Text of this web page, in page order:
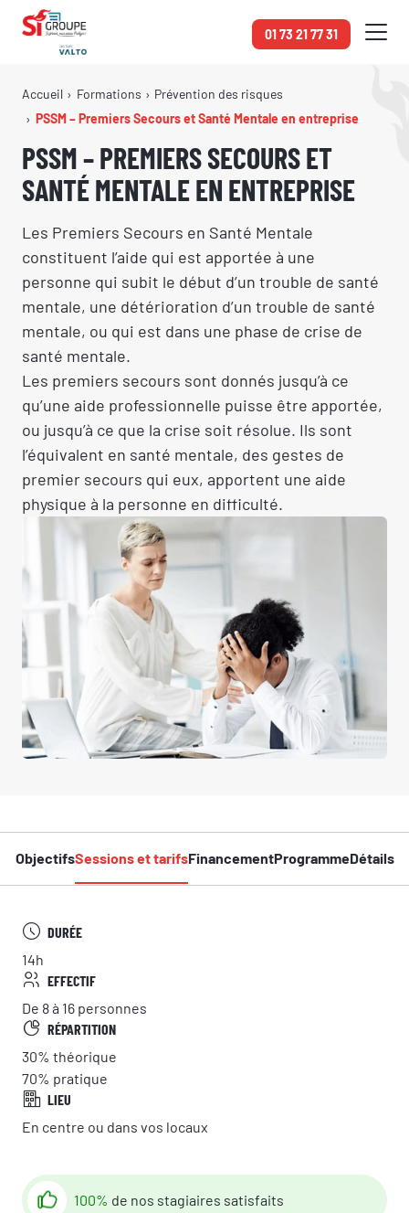
01 73 21 77 31
Accueil Formations
Prévention des risques
PSSM – Premiers Secours et Santé Mentale en entreprise
PSSM – PREMIERS SECOURS ET
SANTÉ MENTALE EN ENTREPRISE
Les Premiers Secours en Santé Mentale
constituent l’aide qui est apportée à une
personne qui subit le début d’un trouble de santé
mentale, une détérioration d’un trouble de santé
mentale, ou qui est dans une phase de crise de
santé mentale.
Les premiers secours sont donnés jusqu’à ce
qu’une aide professionnelle puisse être apportée,
ou jusqu’à ce que la crise soit résolue. Ils sont
l’équivalent en santé mentale, des gestes de
premier secours qui eux, apportent une aide
physique à la personne en difficulté.
ObjectifsSessions et tarifsFinancementProgrammeDétails
DURÉE
14h
EFFECTIF
De 8 à 16 personnes
RÉPARTITION
30% théorique
70% pratique
LIEU
En centre ou dans vos locaux
100% de nos stagiaires satisfaits
Panneau de gestion des cookies